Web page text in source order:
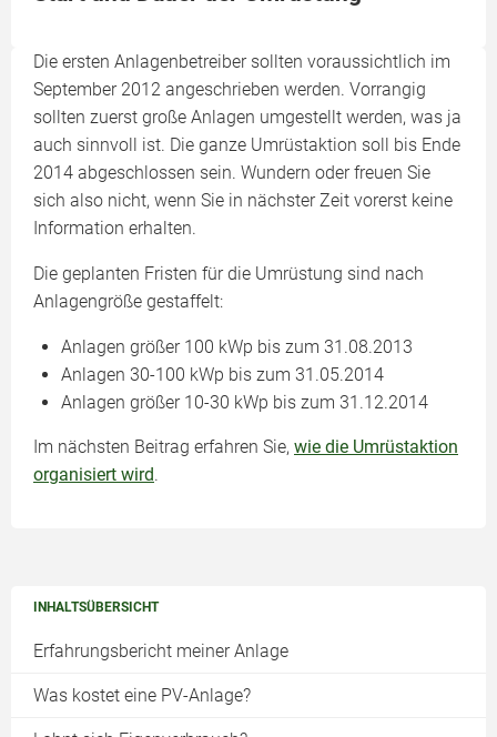
INHALTSÜBERSICHT
Erfahrungsbericht meiner Anlage
Was kostet eine PV-Anlage?
Die ersten Anlagenbetreiber sollten voraussichtlich im
September 2012 angeschrieben werden. Vorrangig
sollten zuerst große Anlagen umgestellt werden, was ja
auch sinnvoll ist. Die ganze Umrüstaktion soll bis Ende
2014 abgeschlossen sein. Wundern oder freuen Sie
sich also nicht, wenn Sie in nächster Zeit vorerst keine
Information erhalten.
Die geplanten Fristen für die Umrüstung sind nach
Anlagengröße gestaffelt:
Anlagen größer 100 kWp bis zum 31.08.2013
Anlagen 30-100 kWp bis zum 31.05.2014
Anlagen größer 10-30 kWp bis zum 31.12.2014
Im nächsten Beitrag erfahren Sie, wie die Umrüstaktion
organisiert wird.